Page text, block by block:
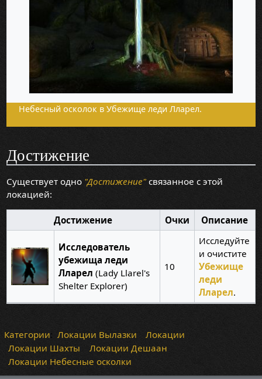
Небесный осколок в Убежище леди Лларел.
Достижение
Существует одно "Достижение"связанное с этой
локацией:
Достижение Очки Описание
Исследователь
убежища леди
Лларел (Lady Llarel's
Shelter Explorer)
10
Исследуйте
и очистите
Убежище
леди
Лларел.
Категории: Локации Вылазки
Локации
Локации Шахты
Локации Дешаан
Локации Небесные осколки